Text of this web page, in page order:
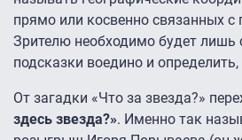
прямо или косвенно связанных
Зрителю необходимо будет лишь
подсказки воедино и
От загадки «Что за звезда?»
здесь звезда?». Именно так